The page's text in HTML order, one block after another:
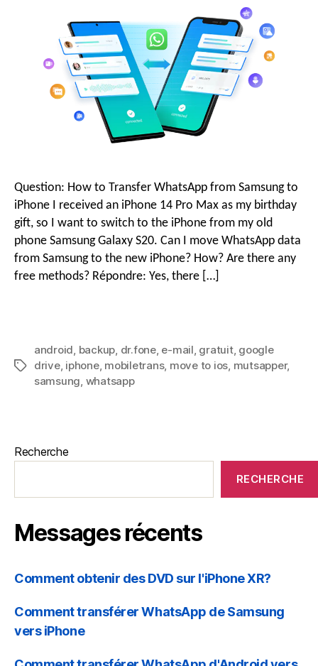
r
Question: How to Transfer WhatsApp from Samsung to
iPhone I received an iPhone 14 Pro Max as my birthday
gift, so I want to switch to the iPhone from my old
phone Samsung Galaxy S20. Can I move WhatsApp data
from Samsung to the new iPhone? How? Are there any
free methods? Répondre: Yes, there […]
android, backup, dr.fone, e-mail, gratuit, google
drive, iphone, mobiletrans, move to ios, mutsapper,
samsung, whatsapp
Recherche
RECHERCHE
Messages récents
Comment obtenir des DVD sur l'iPhone XR?
Comment transférer WhatsApp de Samsung
vers iPhone